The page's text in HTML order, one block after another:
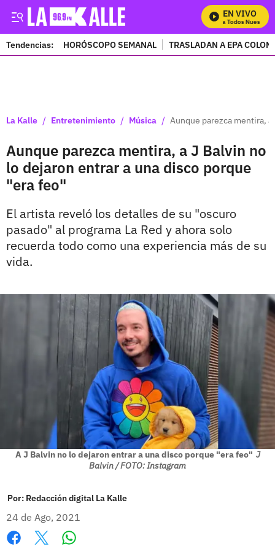
EN VIVO
Mira Todos Nuestros
Tendencias: HORÓSCOPO SEMANAL TRASLADAN A EPA
La Kalle / Entretenimiento / Música / Aunque parezca mentira,
Aunque parezca mentira, a J Balvin no
lo dejaron entrar a una disco porque
"era feo"
El artista reveló los detalles de su "oscuro
pasado" al programa La Red y ahora solo
recuerda todo como una experiencia más de su
vida.
A J Balvin no lo dejaron entrar a una disco porque "era feo" J
Balvin / FOTO: Instagram
Por: Redacción digital La Kalle
24 de Ago, 2021